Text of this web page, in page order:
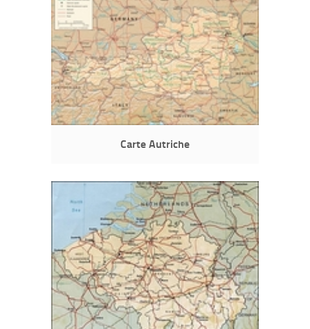
Carte Autriche